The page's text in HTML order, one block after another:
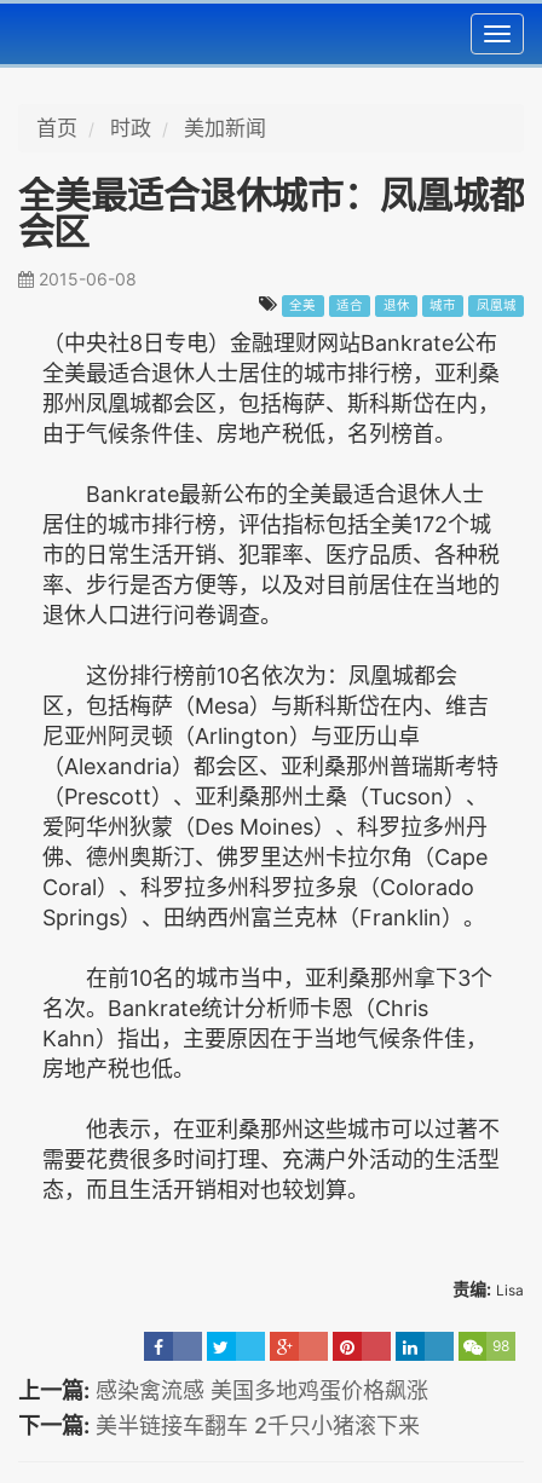
首页 时政 美加新闻
全美最适合退休城市：凤凰城都
会区
2015-06-08
全美 适合 退休 城市 凤凰城
（中央社8日专电）金融理财网站Bankrate公布
全美最适合退休人士居住的城市排行榜，亚利桑
那州凤凰城都会区，包括梅萨、斯科斯岱在内，
由于气候条件佳、房地产税低，名列榜首。
Bankrate最新公布的全美最适合退休人士
居住的城市排行榜，评估指标包括全美172个城
市的日常生活开销、犯罪率、医疗品质、各种税
率、步行是否方便等，以及对目前居住在当地的
退休人口进行问卷调查。
这份排行榜前10名依次为：凤凰城都会
区，包括梅萨（Mesa）与斯科斯岱在内、维吉
尼亚州阿灵顿（Arlington）与亚历山卓
（Alexandria）都会区、亚利桑那州普瑞斯考特
（Prescott）、亚利桑那州土桑（Tucson）、
爱阿华州狄蒙（Des Moines）、科罗拉多州丹
佛、德州奥斯汀、佛罗里达州卡拉尔角（Cape
Coral）、科罗拉多州科罗拉多泉（Colorado
Springs）、田纳西州富兰克林（Franklin）。
在前10名的城市当中，亚利桑那州拿下3个
名次。Bankrate统计分析师卡恩（Chris
Kahn）指出，主要原因在于当地气候条件佳，
房地产税也低。
他表示，在亚利桑那州这些城市可以过著不
需要花费很多时间打理、充满户外活动的生活型
态，而且生活开销相对也较划算。
责编: Lisa
98
上一篇: 感染禽流感 美国多地鸡蛋价格飙涨
下一篇: 美半链接车翻车 2千只小猪滚下来